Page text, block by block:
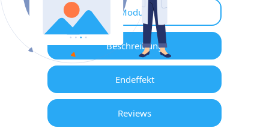
Module
Beschreibung
Endeffekt
Reviews